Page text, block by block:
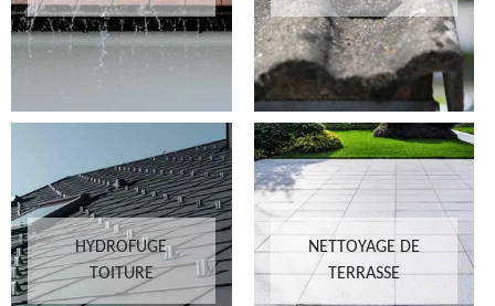
HYDROFUGE
TOITURE
NETTOYAGE DE
TERRASSE